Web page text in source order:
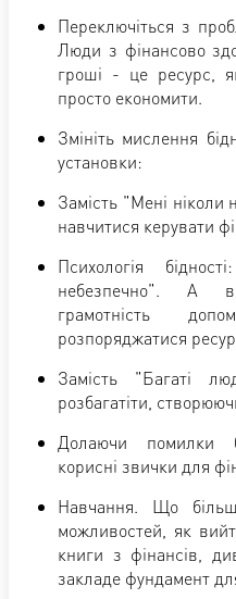
Переключіться з
Люди з фінансово
гроші - це ресурс,
просто економити.
Змініть мислення
установки:
Замість "Мені
навчитися керувати
Психологія
небезпечно". А
грамотність
розпоряджатися
Замість "Багаті
розбагатіти,
Долаючи помилки
корисні звички для
Навчання. Що
можливостей, як
книги з фінансів,
закладе фундамент